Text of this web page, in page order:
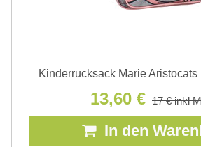
Kinderrucksack Marie
13,60 € 17 €inkl
In den